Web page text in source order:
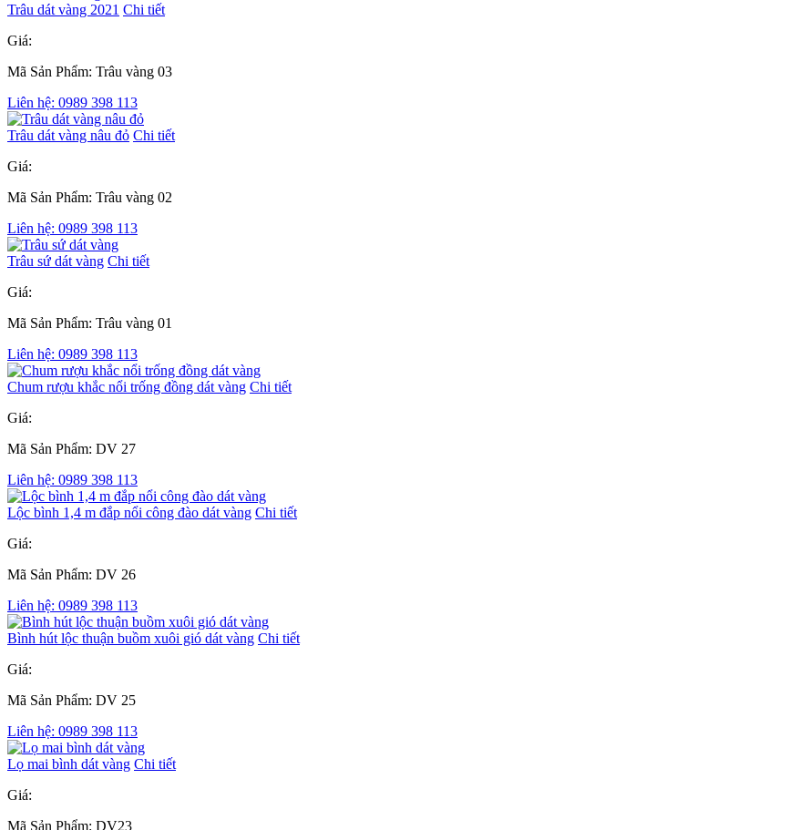
Trâu dát vàng 2021 Chi tiết
Giá:
Mã Sản Phẩm: Trâu vàng 03
Liên hệ: 0989 398 113
Trâu dát vàng nâu đỏ Chi tiết
Giá:
Mã Sản Phẩm: Trâu vàng 02
Liên hệ: 0989 398 113
Trâu sứ dát vàng Chi tiết
Giá:
Mã Sản Phẩm: Trâu vàng 01
Liên hệ: 0989 398 113
Chum rượu khắc nổi trống đồng dát vàng Chi tiết
Giá:
Mã Sản Phẩm: DV 27
Liên hệ: 0989 398 113
Lộc bình 1,4 m đắp nổi công đào dát vàng Chi tiết
Giá:
Mã Sản Phẩm: DV 26
Liên hệ: 0989 398 113
Bình hút lộc thuận buồm xuôi gió dát vàng Chi tiết
Giá:
Mã Sản Phẩm: DV 25
Liên hệ: 0989 398 113
Lọ mai bình dát vàng Chi tiết
Giá:
Mã Sản Phẩm: DV23